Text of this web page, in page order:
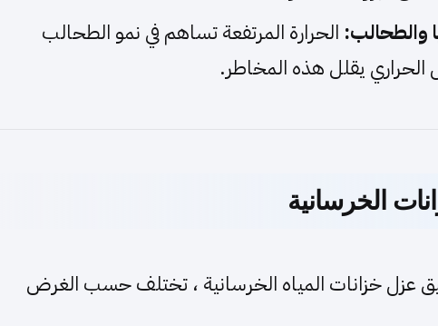
والطحالب: الحرارة المرتفعة تساهم في نمو الطحالب
الحراري يقلل هذه المخاطر.
الخرسانية
عزل خزانات المياه الخرسانية ، تختلف حسب الغرض